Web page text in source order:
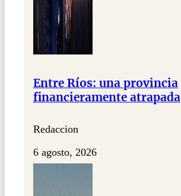
Entre Ríos: una provincia
financieramente atrapada
Redaccion
6 agosto, 2026